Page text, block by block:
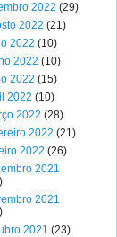
2022 (29)
2022 (21)
2022 (10)
2022 (10)
2022 (15)
2022 (10)
2022 (28)
2022 (21)
2022 (26)
2021
2021
2021 (23)